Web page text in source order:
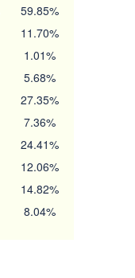
59.85%
11.70%
1.01%
5.68%
27.35%
7.36%
24.41%
12.06%
14.82%
8.04%